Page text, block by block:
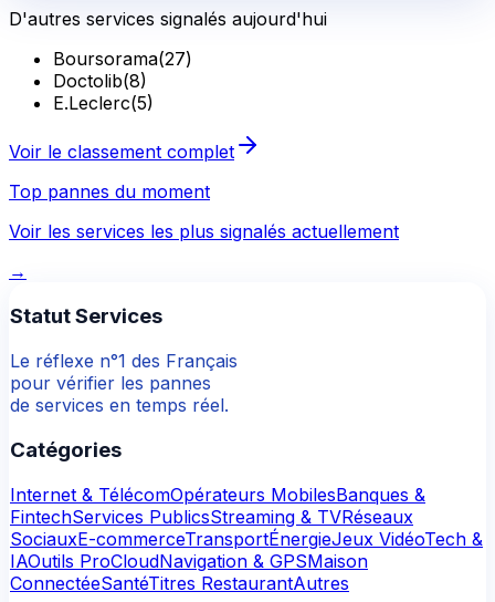
D'autres services signalés aujourd'hui
Boursorama(27)
Doctolib(8)
E.Leclerc(5)
Voir le classement complet
Top pannes du moment
Voir les services les plus signalés actuellement
→
Statut Services
Le réflexe n°1 des Français
pour vérifier les pannes
de services en temps réel.
Catégories
Internet & TélécomOpérateurs MobilesBanques &
FintechServices PublicsStreaming & TVRéseaux
SociauxE-commerceTransportÉnergieJeux VidéoTech &
IAOutils ProCloudNavigation & GPSMaison
ConnectéeSantéTitres RestaurantAutres